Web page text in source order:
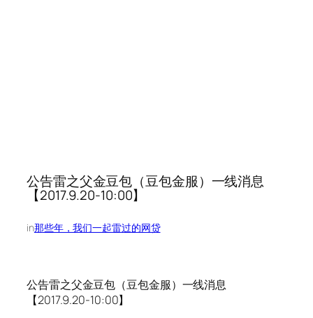
公告雷之父金豆包（豆包金服）一线消息
【2017.9.20-10:00】
in那些年，我们一起雷过的网贷
公告雷之父金豆包（豆包金服）一线消息
【2017.9.20-10:00】